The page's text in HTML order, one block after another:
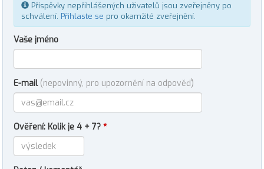
Příspěvky nepřihlášených uživatelů jsou zveřejněny po
schválení. Přihlaste se pro okamžité zveřejnění.
Vaše jméno
E-mail (nepovinný, pro upozornění na odpověď)
Ověření: Kolik je 4 + 7? *